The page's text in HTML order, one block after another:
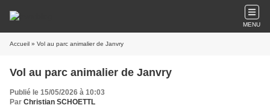
MENU
Accueil » Vol au parc animalier de Janvry
Vol au parc animalier de Janvry
Publié le 15/05/2026 à 10:03
Par Christian SCHOETTL